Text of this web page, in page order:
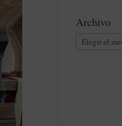
Archivo
Archivo